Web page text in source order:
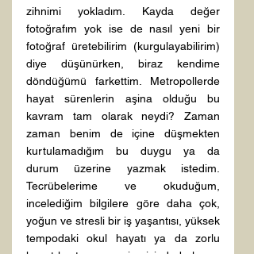
zihnimi yokladım. Kayda değer
fotoğrafım yok ise de nasıl yeni bir
fotoğraf üretebilirim (kurgulayabilirim)
diye düşünürken, biraz kendime
döndüğümü farkettim. Metropollerde
hayat sürenlerin aşina olduğu bu
kavram tam olarak neydi? Zaman
zaman benim de içine düşmekten
kurtulamadığım bu duygu ya da
durum üzerine yazmak istedim.
Tecrübelerime ve okuduğum,
incelediğim bilgilere göre daha çok,
yoğun ve stresli bir iş yaşantısı, yüksek
tempodaki okul hayatı ya da zorlu